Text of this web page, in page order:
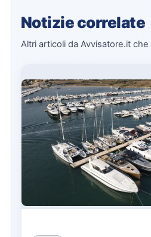
Notizie correlate
Altri articoli da Avvisatore.it